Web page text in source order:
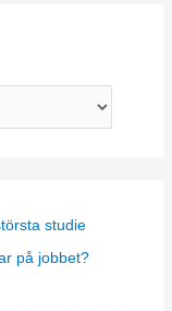
studie
på jobbet?